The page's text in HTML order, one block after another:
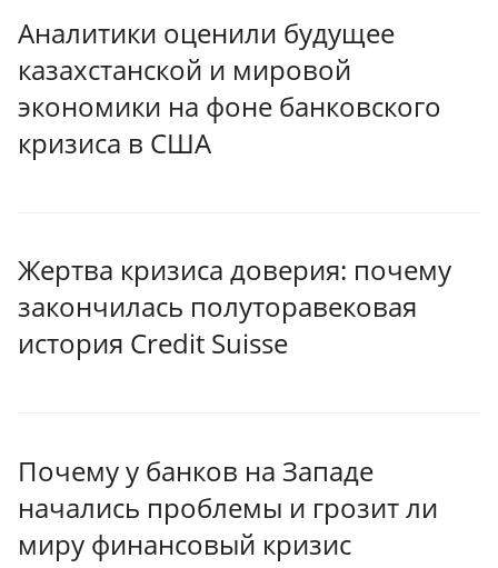
Аналитики оценили будущее
казахстанской и мировой
экономики на фоне банковского
кризиса в США
Жертва кризиса доверия: почему
закончилась полуторавековая
история Credit Suisse
Почему у банков на Западе
начались проблемы и грозит ли
миру финансовый кризис